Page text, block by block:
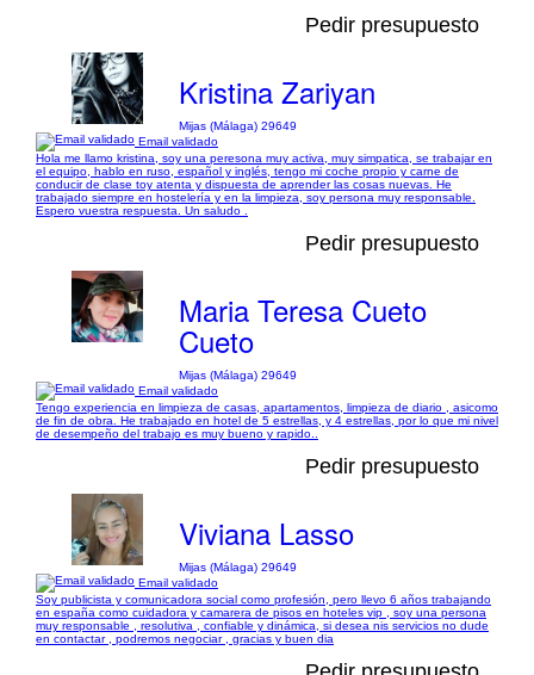
Pedir presupuesto
Kristina Zariyan
Mijas (Málaga) 29649
Email validado
Hola me llamo kristina, soy una peresona muy activa, muy simpatica, se trabajar en
el equipo, hablo en ruso, español y inglés, tengo mi coche propio y carne de
conducir de clase toy atenta y dispuesta de aprender las cosas nuevas. He
trabajado siempre en hostelería y en la limpieza, soy persona muy responsable.
Espero vuestra respuesta. Un saludo .
Pedir presupuesto
Maria Teresa Cueto
Cueto
Mijas (Málaga) 29649
Email validado
Tengo experiencia en limpieza de casas, apartamentos, limpieza de diario , asicomo
de fin de obra. He trabajado en hotel de 5 estrellas, y 4 estrellas, por lo que mi nivel
de desempeño del trabajo es muy bueno y rapido..
Pedir presupuesto
Viviana Lasso
Mijas (Málaga) 29649
Email validado
Soy publicista y comunicadora social como profesión, pero llevo 6 años trabajando
en españa como cuidadora y camarera de pisos en hoteles vip , soy una persona
muy responsable , resolutiva , confiable y dinámica, si desea nis servicios no dude
en contactar , podremos negociar , gracias y buen dia